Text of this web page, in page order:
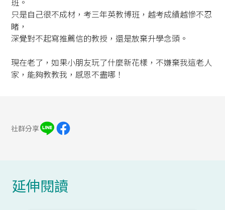
只是自己很不成材，考三年英教博班，越考成績越慘不忍
睹，
深覺對不起寫推薦信的教授，還是放棄升學念頭。
現在老了，如果小朋友玩了什麼新花樣，不嫌棄我這老人
家，能夠教教我，感恩不盡哪！
社群分享
延伸閱讀